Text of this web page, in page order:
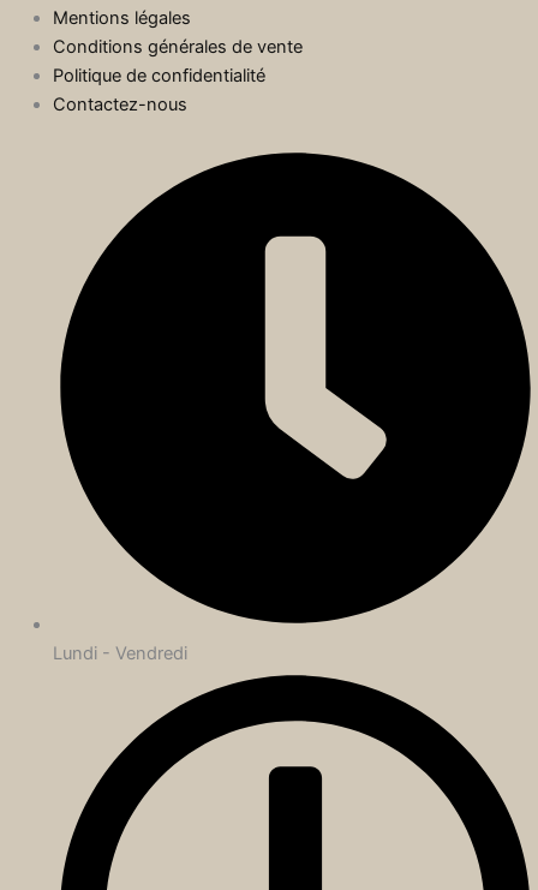
Mentions légales
Conditions générales de vente
Politique de confidentialité
Contactez-nous
Lundi - Vendredi